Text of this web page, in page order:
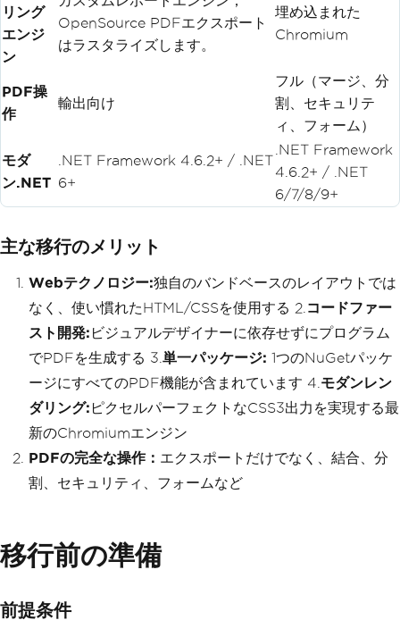
リング
エンジ
ン
OpenSource PDFエクスポート
はラスタライズします。
埋め込まれた
Chromium
PDF操
作
輸出向け
フル（マージ、分
割、セキュリテ
ィ、フォーム）
モダ
ン.NET
.NET Framework 4.6.2+ / .NET
6+
.NET Framework
4.6.2+ / .NET
6/7/8/9+
主な移行のメリット
Webテクノロジー:独自のバンドベースのレイアウトでは
なく、使い慣れたHTML/CSSを使用する 2. コードファー
スト開発: ビジュアルデザイナーに依存せずにプログラム
でPDFを生成する 3. 単一パッケージ: 1つのNuGetパッケ
ージにすべてのPDF機能が含まれています 4. モダンレン
ダリング: ピクセルパーフェクトなCSS3出力を実現する最
新のChromiumエンジン
PDFの完全な操作： エクスポートだけでなく、結合、分
割、セキュリティ、フォームなど
移行前の準備
前提条件